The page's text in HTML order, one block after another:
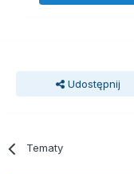
Udostępnij
Tematy